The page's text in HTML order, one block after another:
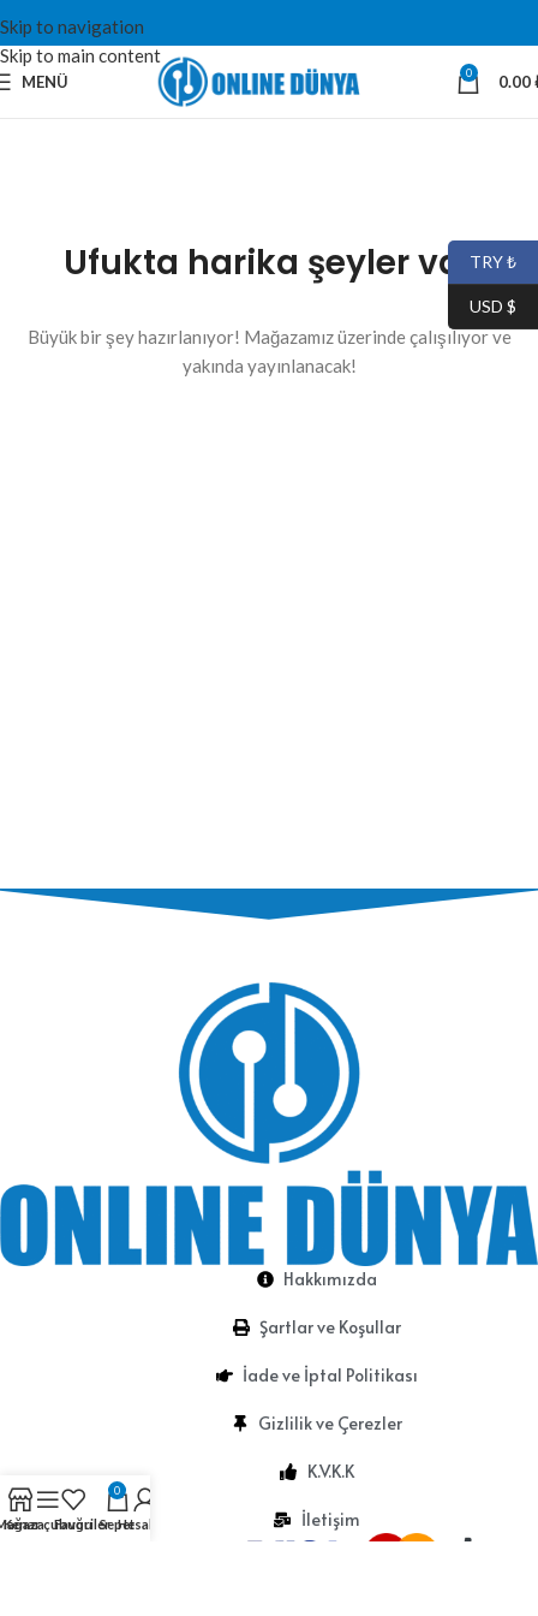
Skip to navigation
Skip to main content
MENÜ 0 0.00
Ufukta harika şeyler var
Büyük bir şey hazırlanıyor! Mağazamız üzerinde çalışılıyor ve
yakında yayınlanacak!
Hakkımızda
Şartlar ve Koşullar
İade ve İptal Politikası
Gizlilik ve Çerezler
K.V.K.K
İletişim
TRY ₺
USD $
Kenar çubuğu
Favoriler
0
SepetHesabım